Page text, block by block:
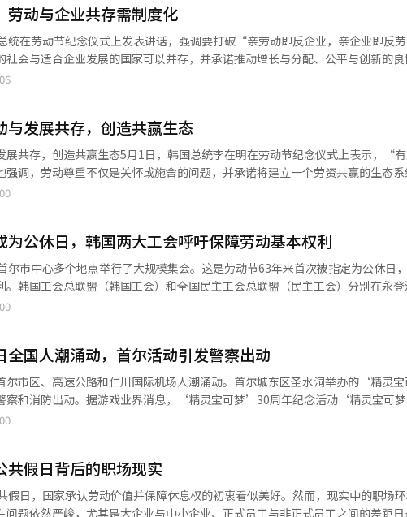
杂的阶梯结构，重庆被称为“六维城市”、“山城”，其独特的阴湿和迷宫般的
中人物使用的重庆方言与当地口音混合的普通话也增强了现场感。此外，影片运
血迹等细致的设置作为反转的线索，所谓的“希区柯克式悬念”演绎极大增强了紧
人民币，相对较少，但最终票房收益预计将超过5亿人民币。中国新浪财经网
本超过1亿人民币的大片，掀起了票房热潮，证明了低预算电影只要有扎实的故
全，提高了生产力。他退休后继续在合作公司工作，传授技术和培养人才。银塔
联盟常务副委员长姜锡允和顺天乡医疗院工会委员长崔美罗。今年的表彰还特
者、自由职业者、女性和残疾人劳动者等“隐形功臣”。劳动部长金英勋表示
的韩国，劳动部将率先改变。”※ 本报道经人工智能（AI）系统翻译与编辑。
劳动与企业共存需制度化
统在劳动节纪念仪式上发表讲话，强调要打破“亲劳动即反企业，亲企业即反
社会与适合企业发展的国家可以并存，并承诺推动增长与分配、公平与创新的
化为现实的制度。当前，韩国经济面临双重压力。一方面，半导体、AI、生物等
难以避免。因此，需要建立企业成果与劳动者报酬同步的体系，实现利益共享和
提到的“同工同酬”原则也需明确。这并非要求企业统一工资结构，而是在整
标准。企业内部因绩效和生产力而产生的差异是不可避免的，但社会整体需要
共生不应止于宣言。韩国的劳资关系一直依赖对话与协商，但在利益冲突尖锐的
实现共生，需要结构性措施，如成果共享制、冲突调解机构、将长期投资与就业
为主的工资结构增加企业负担，而绩效挂钩的报酬或股票期权等方式可减少企业
李总统所说的共生正是通过这种资本分配结构的创新来实现。政府的角色同样重
，共生将无法实现。政府需在统一框架内设计这两个领域，为扩大投资的企业
动市场上建立公平竞争秩序。此次劳动节活动的意义明确。劳动界与企业界的
只是开始，若总统的讯息未能转化为政策，可能只会成为又一次宣言。李在明总
与发展共存，创造共赢生态
展共存，创造共赢生态5月1日，韩国总统李在明在劳动节纪念仪式上表示，“
调，劳动尊重不仅是关怀或施舍的问题，并承诺将建立一个劳资共赢的生态
长是不可持续的”，并强调“劳动者与企业是相辅相成的”。劳动节首次成为
的普及正在改变就业，气候危机和产业转型也在改变工作方式。他承诺实现公平
席杨京洙则强调，必须通过法律和制度保障劳动基本权利。AI推动半导体出口
次突破800亿美元，4月继续保持这一势头。半导体在人工智能热潮的推动下
战争对产业造成冲击，出口仍是韩国经济的支柱。韩国工业通商部公布的数据显
比增长48.0%。国民之力党公布补选候选人名单国民之力党决定了6月3日国会
编辑。
为公休日，韩国两大工会呼吁保障劳动基本权利
尔市中心多个地点举行了大规模集会。这是劳动节63年来首次被指定为公休日
。韩国工会总联盟（韩国工会）和全国民主工会总联盟（民主工会）分别在永
了劳动节纪念大会。韩国工会委员长金东明在汝矣岛的纪念大会上表示，人工智
攻势。此外，民主工会当天还发表决议，指出超过1000万名非正规工人的劳动三
到充分保障，并计划在7月举行总罢工以争取与原雇主的谈判权。※ 本报道经人
全国人潮涌动，首尔活动引发警察出动
尔市区、高速公路和仁川国际机场人潮涌动。首尔城东区圣水洞举办的‘精灵
察和消防出动。据游戏业界消息，‘精灵宝可梦’30周年纪念活动‘精灵宝可
。劳动节连假首日，活动吸引大量人潮，导致圣水咖啡街一带聚集约4万人。
品，符合条件的参与者可安心离开。连假首日交通量激增，全国高速公路严重拥
车时间一度增至8小时40分钟。韩国道路公社预计当天全国高速公路交通量将达
仁川国际机场的登机手续排队也变得漫长。政府预计从前一天到儿童节（5日）
共假日背后的职场现实
假日，国家承认劳动价值并保障休息权的初衷看似美好。然而，现实中的职场环
问题依然严峻，尤其是大企业与中小企业、正式员工与非正式员工之间的差距